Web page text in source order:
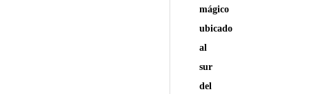
mágico
ubicado
al
sur
del